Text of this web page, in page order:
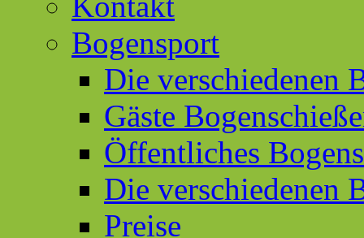
Bogensport
Die verschiedenen
Gäste
Öffentliches
Die verschiedenen
Preise